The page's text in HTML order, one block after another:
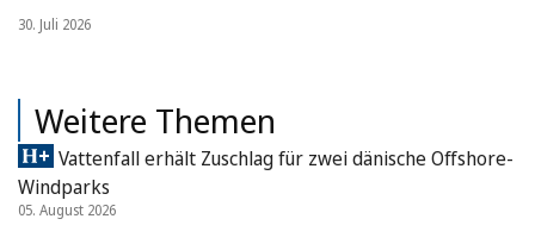
30. Juli 2026
Weitere Themen
Vattenfall erhält Zuschlag für zwei dänische Offshore-
Windparks
05. August 2026